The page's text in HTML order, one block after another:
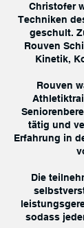
Christofer
Techniken
geschult.
Rouven
Kinetik,
Rouven
tätig und
Erfahrung in
Die
sodass